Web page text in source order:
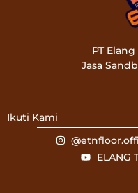
PT
Jasa
Ikuti Kami
ELANG